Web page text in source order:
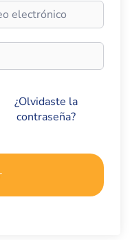
¿Olvidaste la
contraseña?